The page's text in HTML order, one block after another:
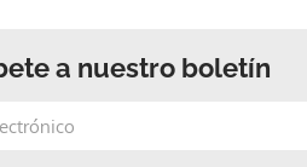
a nuestro boletín